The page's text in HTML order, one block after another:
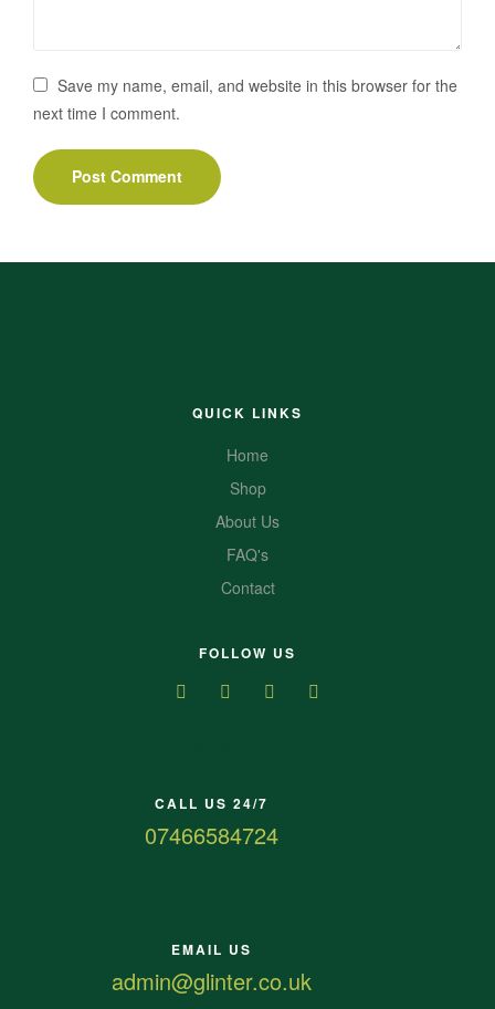
Save my name, email, and website in this browser for the
next time I comment.
QUICK LINKS
Home
Shop
About Us
FAQ's
Contact
FOLLOW US
CALL US 24/7
07466584724
EMAIL US
admin@glinter.co.uk